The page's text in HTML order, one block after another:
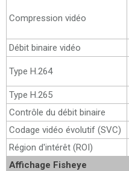
Compression vidéo
Débit binaire vidéo
Type H.264
Type H.265
Contrôle du débit binaire
Codage vidéo évolutif (SVC)
Région d'intérêt (ROI)
Affichage Fisheye